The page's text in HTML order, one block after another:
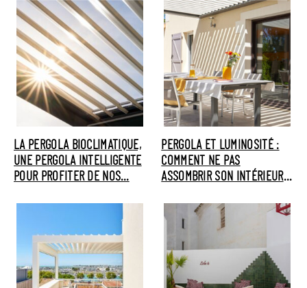
LA PERGOLA BIOCLIMATIQUE,
UNE PERGOLA INTELLIGENTE
POUR PROFITER DE NOS…
PERGOLA ET LUMINOSITÉ :
COMMENT NE PAS
ASSOMBRIR SON INTÉRIEUR